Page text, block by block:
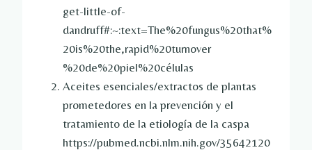
get-little-of-
dandruff#:~:text=The%20fungus%20that%
20is%20the,rapid%20turnover
%20de%20piel%20células
Aceites esenciales/extractos de plantas
prometedores en la prevención y el
tratamiento de la etiología de la caspa
https://pubmed.ncbi.nlm.nih.gov/35642120